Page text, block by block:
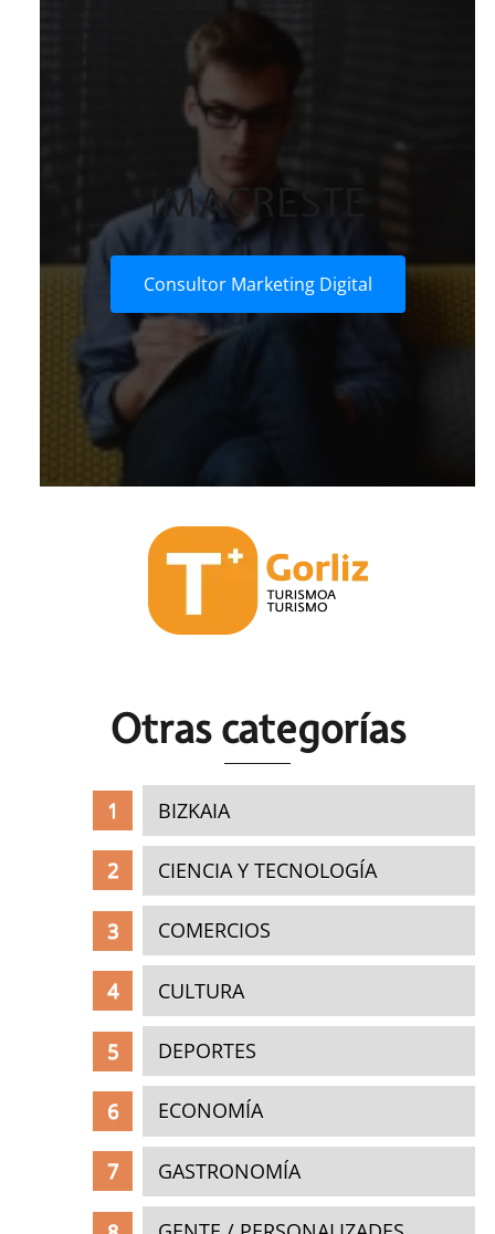
IMACRESTE
Consultor Marketing Digital
Otras categorías
BIZKAIA
CIENCIA Y TECNOLOGÍA
COMERCIOS
CULTURA
DEPORTES
ECONOMÍA
GASTRONOMÍA